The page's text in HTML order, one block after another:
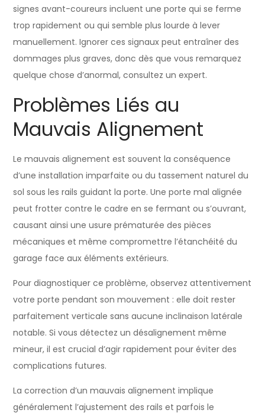
signes avant-coureurs incluent une porte qui se ferme
trop rapidement ou qui semble plus lourde à lever
manuellement. Ignorer ces signaux peut entraîner des
dommages plus graves, donc dès que vous remarquez
quelque chose d’anormal, consultez un expert.
Problèmes Liés au
Mauvais Alignement
Le mauvais alignement est souvent la conséquence
d’une installation imparfaite ou du tassement naturel du
sol sous les rails guidant la porte. Une porte mal alignée
peut frotter contre le cadre en se fermant ou s’ouvrant,
causant ainsi une usure prématurée des pièces
mécaniques et même compromettre l’étanchéité du
garage face aux éléments extérieurs.
Pour diagnostiquer ce problème, observez attentivement
votre porte pendant son mouvement : elle doit rester
parfaitement verticale sans aucune inclinaison latérale
notable. Si vous détectez un désalignement même
mineur, il est crucial d’agir rapidement pour éviter des
complications futures.
La correction d’un mauvais alignement implique
généralement l’ajustement des rails et parfois le